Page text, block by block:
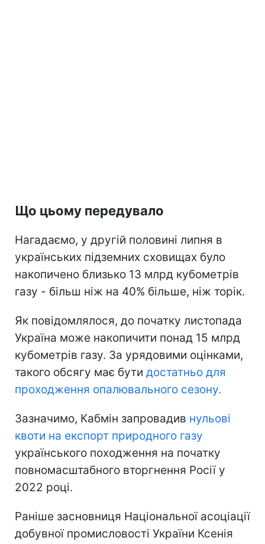
Що цьому передувало
Нагадаємо, у другій половині липня в
українських підземних сховищах було
накопичено близько 13 млрд кубометрів
газу - більш ніж на 40% більше, ніж торік.
Як повідомлялося, до початку листопада
Україна може накопичити понад 15 млрд
кубометрів газу. За урядовими оцінками,
такого обсягу має бути достатньо для
проходження опалювального сезону.
Зазначимо, Кабмін запровадив нульові
квоти на експорт природного газу
українського походження на початку
повномасштабного вторгнення Росії у
2022 році.
Раніше засновниця Національної асоціації
добувної промисловості України Ксенія